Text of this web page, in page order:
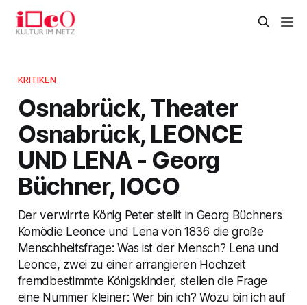
KRITIKEN
Osnabrück, Theater
Osnabrück, LEONCE
UND LENA - Georg
Büchner, IOCO
Der verwirrte König Peter stellt in Georg Büchners
Komödie Leonce und Lena von 1836 die große
Menschheitsfrage: Was ist der Mensch? Lena und
Leonce, zwei zu einer arrangieren Hochzeit
fremdbestimmte Königskinder, stellen die Frage
eine Nummer kleiner: Wer bin ich? Wozu bin ich auf